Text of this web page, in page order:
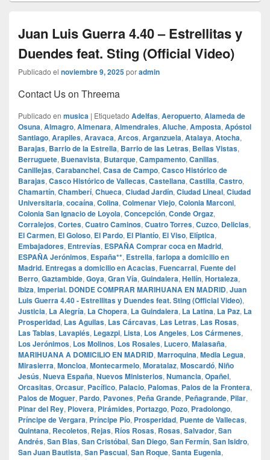
Juan Luis Guerra 4.40 – Estrellitas y
Duendes feat. Sting (Official Video)
Publicado el noviembre 9, 2025poradmin
Contact Us on Threema
Publicado en musica | Etiquetado Adelfas, Aeropuerto, Alameda de
Osuna, Almagro, Almenara, Almendrales, Aluche, Amposta, Apóstol
Santiago, Arapiles, Aravaca, Arcos, Arganzuela, Atalaya, Atocha,
Barajas, Barrio de la Estrella, Barrio de las Letras, Bellas Vistas,
Berruguete, Buenavista, Butarque, Campamento, Canillas,
Canillejas, Carabanchel, Casa de Campo, Casco Histórico de
Barajas, Casco Histórico de Vallecas, Castellana, Castilla, Castro,
Chamartín, Chamberí, Chueca, Ciudad Jardín, Ciudad Lineal, Ciudad
Universitaria, cocaína, Colina, Colmenar Viejo, Colonia Marconi,
Colonia San Ignacio de Loyola, Concepción, Conde Orgaz,
Corralejos, Cortes, Cuatro Caminos, Cuatro Torres, Cuzco, Delicias,
El Carmen, El Goloso, El Pardo, El Plantío, El Viso, Elíptica,
Embajadores, Entrevías, ESPAÑA Comprar coca en Madrid,
ESPAÑA Jerónimos, España**, Estrella, farlopa a domicilio en
Madrid. Entregas a domicilio en Acacias, Fuencarral, Fuente del
Berro, Gaztambide, Goya, Gran Vía, Guindalera, Hellín, Hortaleza,
Ibiza, Imperial. DONDE COMPRAR MARIHUANA EN MADRID, Juan
Luis Guerra 4.40 - Estrellitas y Duendes feat. Sting (Official Video),
Justicia, La Alegría, La Chopera, La Guindalera, La Latina, La Paz, La
Prosperidad, Las Aguilas, Las Cárcavas, Las Letras, Las Rosas,
Las Tablas, Lavapiés, Legazpi, Lista, Los Angeles, Los Cármenes,
Los Jerónimos, Los Molinos, Los Rosales, Lucero, Malasaña,
MARIHUANA A DOMICILIO EN MADRID, Marroquina, Media Legua,
Mirasierra, Moncloa, Montecarmelo, Moratalaz, Moscardó, Niño
Jesús, Nueva España, Nuevos Ministerios, Numancia, Opañel,
Orcasitas, Orcasur, Pacífico, Palacio, Palomas, Palos de la Frontera,
Palos de Moguer, Pardo, Pavones, Peña Grande, Peñagrande, Pilar,
Pinar del Rey, Piovera, Pirámides, Portazgo, Pozo, Pradolongo,
Príncipe de Vergara, Príncipe Pío, Prosperidad, Puente de Vallecas,
Quintana, Recoletos, Rejas, Ríos Rosas, Rosas, Salvador, San
Andrés, San Blas, San Cristóbal, San Diego, San Fermín, San Isidro,
San Juan Bautista, San Pascual, San Roque, Santa Eugenia,